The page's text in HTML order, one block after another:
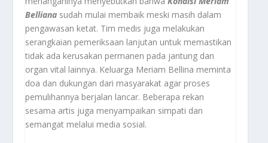
Belliana sudah mulai membaik meski masih dalam
pengawasan ketat. Tim medis juga melakukan
serangkaian pemeriksaan lanjutan untuk memastikan
tidak ada kerusakan permanen pada jantung dan
organ vital lainnya. Keluarga Meriam Bellina meminta
doa dan dukungan dari masyarakat agar proses
pemulihannya berjalan lancar. Beberapa rekan
sesama artis juga menyampaikan simpati dan
semangat melalui media sosial.